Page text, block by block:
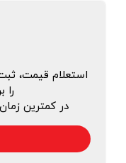
استعلام قیمت،
را
در کمترین